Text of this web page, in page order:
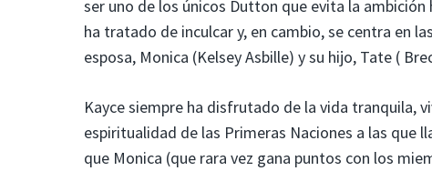
ser uno de los únicos Dutton que evita la
ha tratado de inculcar y, en cambio, se centra en
esposa, Monica (Kelsey Asbille) y su hijo, Tate (
Kayce siempre ha disfrutado de la vida tranquila,
espiritualidad de las Primeras Naciones a las que
que Monica (que rara vez gana puntos con los